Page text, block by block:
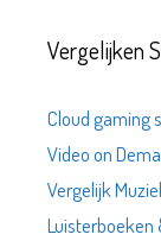
Vergelijken
Cloud gaming
Video on
Vergelijk
Luisterboeken